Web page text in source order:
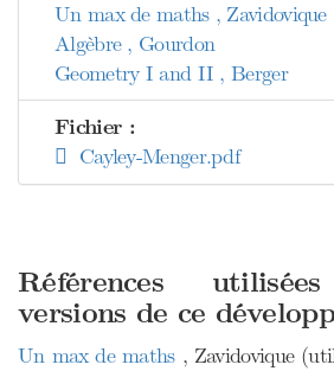
Un max de maths , Zavidovique
Algèbre , Gourdon
Geometry I and II , Berger
Fichier :
Cayley-Menger.pdf
Références
versions de ce
Un max de maths , Zavidovique